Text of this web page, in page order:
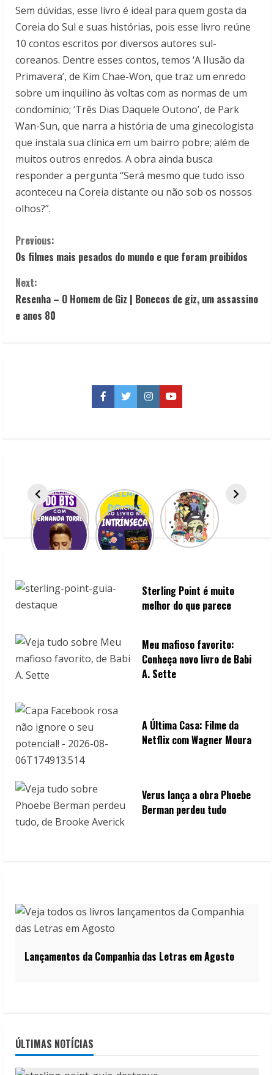
Sem dúvidas, esse livro é ideal para quem gosta da
Coreia do Sul e suas histórias, pois esse livro reúne
10 contos escritos por diversos autores sul-
coreanos. Dentre esses contos, temos ‘A Ilusão da
Primavera’, de Kim Chae-Won, que traz um enredo
sobre um inquilino às voltas com as normas de um
condomínio; ‘Três Dias Daquele Outono’, de Park
Wan-Sun, que narra a história de uma ginecologista
que instala sua clínica em um bairro pobre; além de
muitos outros enredos. A obra ainda busca
responder a pergunta “Será mesmo que tudo isso
aconteceu na Coreia distante ou não sob os nossos
olhos?”.
C
o
n
t
n
g
Previous:
Os filmes mais pesados do mundo e que foram proibidos
Next:
Resenha – O Homem de Giz | Bonecos de giz, um assassino
e anos 80
Facebook
TwitterInstagramYouTube
Sterling Point é muito
melhor do que parece
Meu mafioso favorito:
Conheça novo livro de Babi
A. Sette
A Última Casa: Filme da
Netflix com Wagner Moura
Verus lança a obra Phoebe
Berman perdeu tudo
Lançamentos da Companhia das Letras em Agosto
ÚLTIMAS NOTÍCIAS